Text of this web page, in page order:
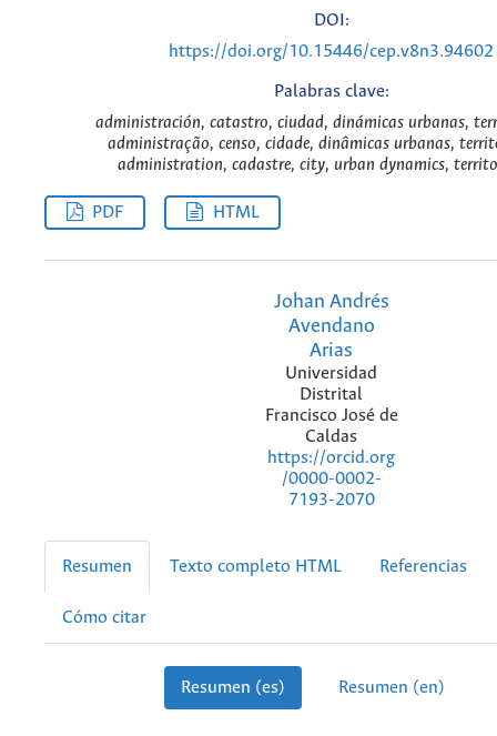
DOI:
https://doi.org/10.15446/cep.v8n3.94602
Palabras clave:
administración, catastro, ciudad, dinámicas urbanas,
administração, censo, cidade, dinâmicas urbanas,
administration, cadastre, city, urban dynamics,
PDF HTML
Johan Andrés
Avendano
Arias
Universidad
Distrital
Francisco José de
Caldas
https://orcid.org
/0000-0002-
7193-2070
Resumen Texto completo HTML Referencias
Cómo citar
Resumen (es) Resumen (en)